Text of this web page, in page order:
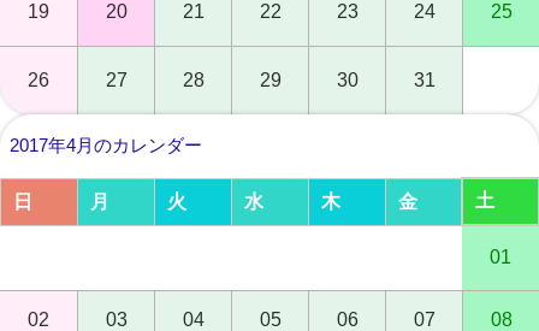
19 20 21 22 23 24 25
26 27 28 29 30 31
2017年4月のカレンダー
日 月 火 水 木 金 土
01
02 03 04 05 06 07 08